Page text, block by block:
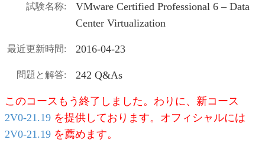
試験名称:
VMware Certified Professional 6 – Data
Center Virtualization
最近更新時間: 2016-04-23
問題と解答: 242 Q&As
このコースもう終了しました。わりに、新コース
2V0-21.19 を提供しております。オフィシャルには
2V0-21.19 を薦めます。